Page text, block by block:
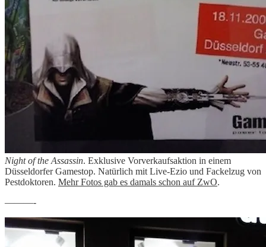
Night of the Assassin. Exklusive Vorverkaufsaktion in einem
Düsseldorfer Gamestop. Natürlich mit Live-Ezio und Fackelzug von
Pestdoktoren. Mehr Fotos gab es damals schon auf ZwO.
———-